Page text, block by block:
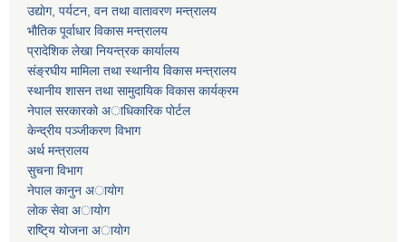
उद्याेग, पर्यटन, वन तथा वातावरण मन्त्रालय
भाैतिक पूर्वाधार विकास मन्त्रालय
प्रादेशिक लेखा नियन्त्रक कार्यालय
संङ्रघीय मामिला तथा स्थानीय विकास मन्त्रालय
स्थानीय शासन तथा सामुदायिक विकास कार्यक्रम
नेपाल सरकारकाे अाधिकारिक पाेर्टल
केन्द्रीय पञ्जीकरण विभाग
अर्थ मन्त्रालय
सुचना विभाग
नेपाल कानुन अायाेग
लाेक सेवा अायाेग
राष्टि्य याेजना अायाेग